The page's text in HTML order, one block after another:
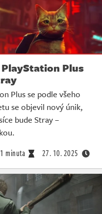
Plus
Plus se podle všeho
se objevil nový únik,
bude Stray –
1 minuta 27. 10. 2025